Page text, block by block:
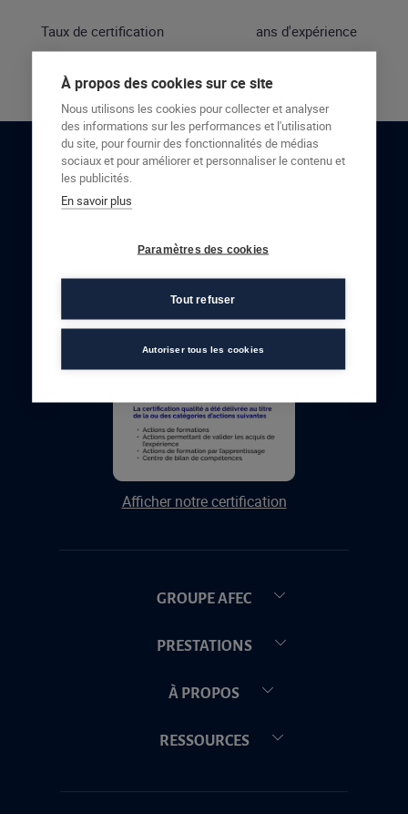
Taux de certification ans d'expérience
RESTONS EN CONTACT
Afficher notre certification
GROUPE AFEC
PRESTATIONS
À PROPOS
RESSOURCES
À propos des cookies sur ce site
Nous utilisons les cookies pour collecter et analyser
des informations sur les performances et l'utilisation
du site, pour fournir des fonctionnalités de médias
sociaux et pour améliorer et personnaliser le contenu et
les publicités.
En savoir plus
Paramètres des cookies
Tout refuser
Autoriser tous les cookies